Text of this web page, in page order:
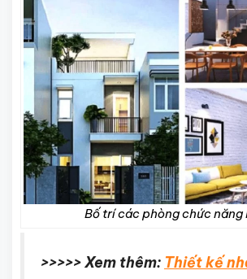
Bố trí các phòng chức năng
>>>>> Xem thêm: Thiết kế